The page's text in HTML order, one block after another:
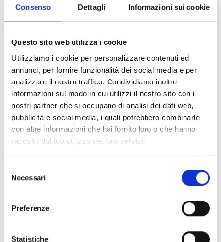
Consenso Dettagli Informazioni sui cookie
Questo sito web utilizza i cookie
Utilizziamo i cookie per personalizzare contenuti ed
annunci, per fornire funzionalità dei social media e per
analizzare il nostro traffico. Condividiamo inoltre
informazioni sul modo in cui utilizzi il nostro sito con i
nostri partner che si occupano di analisi dei dati web,
pubblicità e social media, i quali potrebbero combinarle
con altre informazioni che hai fornito loro o che hanno
raccolto dal tuo utilizzo dei loro servizi.
delNecessari
Preferenze
Statistiche
Accessoires pour socles EB00 - Matériaux (47)
Accessoires pour les tests des détecteurs -
Matériaux(6)
Accessoires pour détecteurs Enea - Matériaux (35)
Accessoires Senseware
Accessoires de la série Industrial - Matériaux(17)
Documents(6992)
Tout sélectionner
marqués par une icône lock
EFFACER LES FILTRES